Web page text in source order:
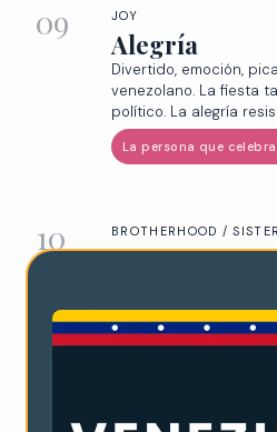
09 JOY
Alegría
Divertido, emoción,
venezolano. La fiesta
político. La alegría
La persona que
10 BROTHERHOOD /
Hermandad
afrontó tierras lejanas
refugio. Siempre.